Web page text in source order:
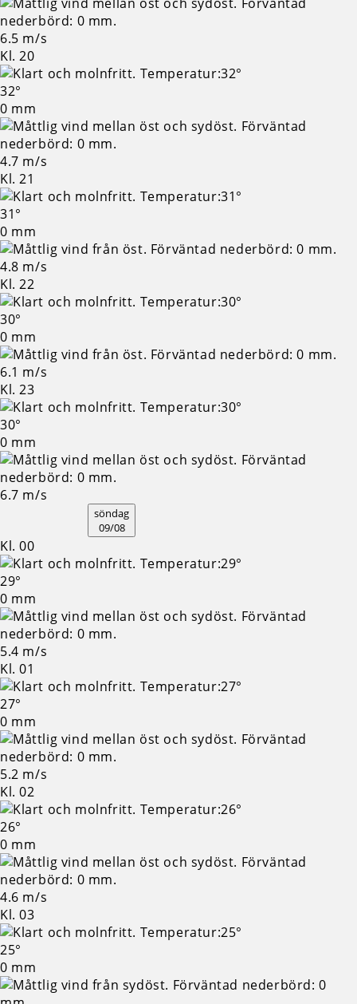
6.5 m/s
Kl. 20
32°
0 mm
4.7 m/s
Kl. 21
31°
0 mm
4.8 m/s
Kl. 22
30°
0 mm
6.1 m/s
Kl. 23
30°
0 mm
6.7 m/s
söndag
09/08
Kl. 00
29°
0 mm
5.4 m/s
Kl. 01
27°
0 mm
5.2 m/s
Kl. 02
26°
0 mm
4.6 m/s
Kl. 03
25°
0 mm